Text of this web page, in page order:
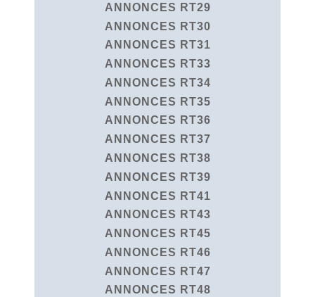
ANNONCES RT29
ANNONCES RT30
ANNONCES RT31
ANNONCES RT33
ANNONCES RT34
ANNONCES RT35
ANNONCES RT36
ANNONCES RT37
ANNONCES RT38
ANNONCES RT39
ANNONCES RT41
ANNONCES RT43
ANNONCES RT45
ANNONCES RT46
ANNONCES RT47
ANNONCES RT48